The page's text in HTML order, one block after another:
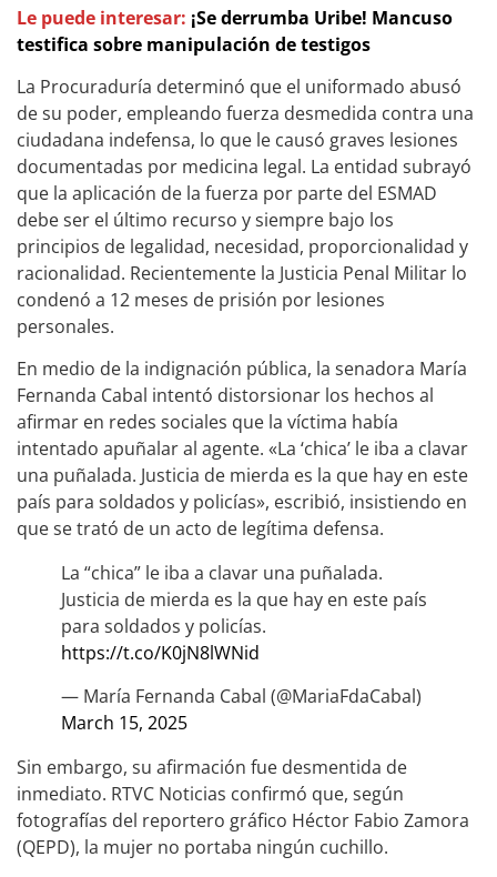
Le puede interesar: ¡Se derrumba Uribe! Mancuso
testifica sobre manipulación de testigos
La Procuraduría determinó que el uniformado abusó
de su poder, empleando fuerza desmedida contra una
ciudadana indefensa, lo que le causó graves lesiones
documentadas por medicina legal. La entidad subrayó
que la aplicación de la fuerza por parte del ESMAD
debe ser el último recurso y siempre bajo los
principios de legalidad, necesidad, proporcionalidad y
racionalidad. Recientemente la Justicia Penal Militar lo
condenó a 12 meses de prisión por lesiones
personales.
En medio de la indignación pública, la senadora María
Fernanda Cabal intentó distorsionar los hechos al
afirmar en redes sociales que la víctima había
intentado apuñalar al agente. «La ‘chica’ le iba a clavar
una puñalada. Justicia de mierda es la que hay en este
país para soldados y policías», escribió, insistiendo en
que se trató de un acto de legítima defensa.
La “chica” le iba a clavar una puñalada.
Justicia de mierda es la que hay en este país
para soldados y policías.
https://t.co/K0jN8lWNid
— María Fernanda Cabal (@MariaFdaCabal)
March 15, 2025
Sin embargo, su afirmación fue desmentida de
inmediato. RTVC Noticias confirmó que, según
fotografías del reportero gráfico Héctor Fabio Zamora
(QEPD), la mujer no portaba ningún cuchillo.